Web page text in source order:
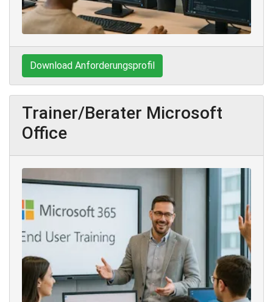
Download Anforderungsprofil
Trainer/Berater Microsoft
Office